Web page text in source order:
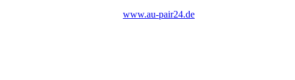
www.au-pair24.de